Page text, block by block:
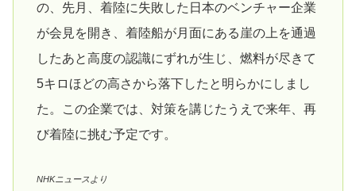
の、先月、着陸に失敗した日本のベンチャー企業
が会見を開き、着陸船が月面にある崖の上を通過
したあと高度の認識にずれが生じ、燃料が尽きて
5キロほどの高さから落下したと明らかにしまし
た。この企業では、対策を講じたうえで来年、再
び着陸に挑む予定です。
NHKニュースより